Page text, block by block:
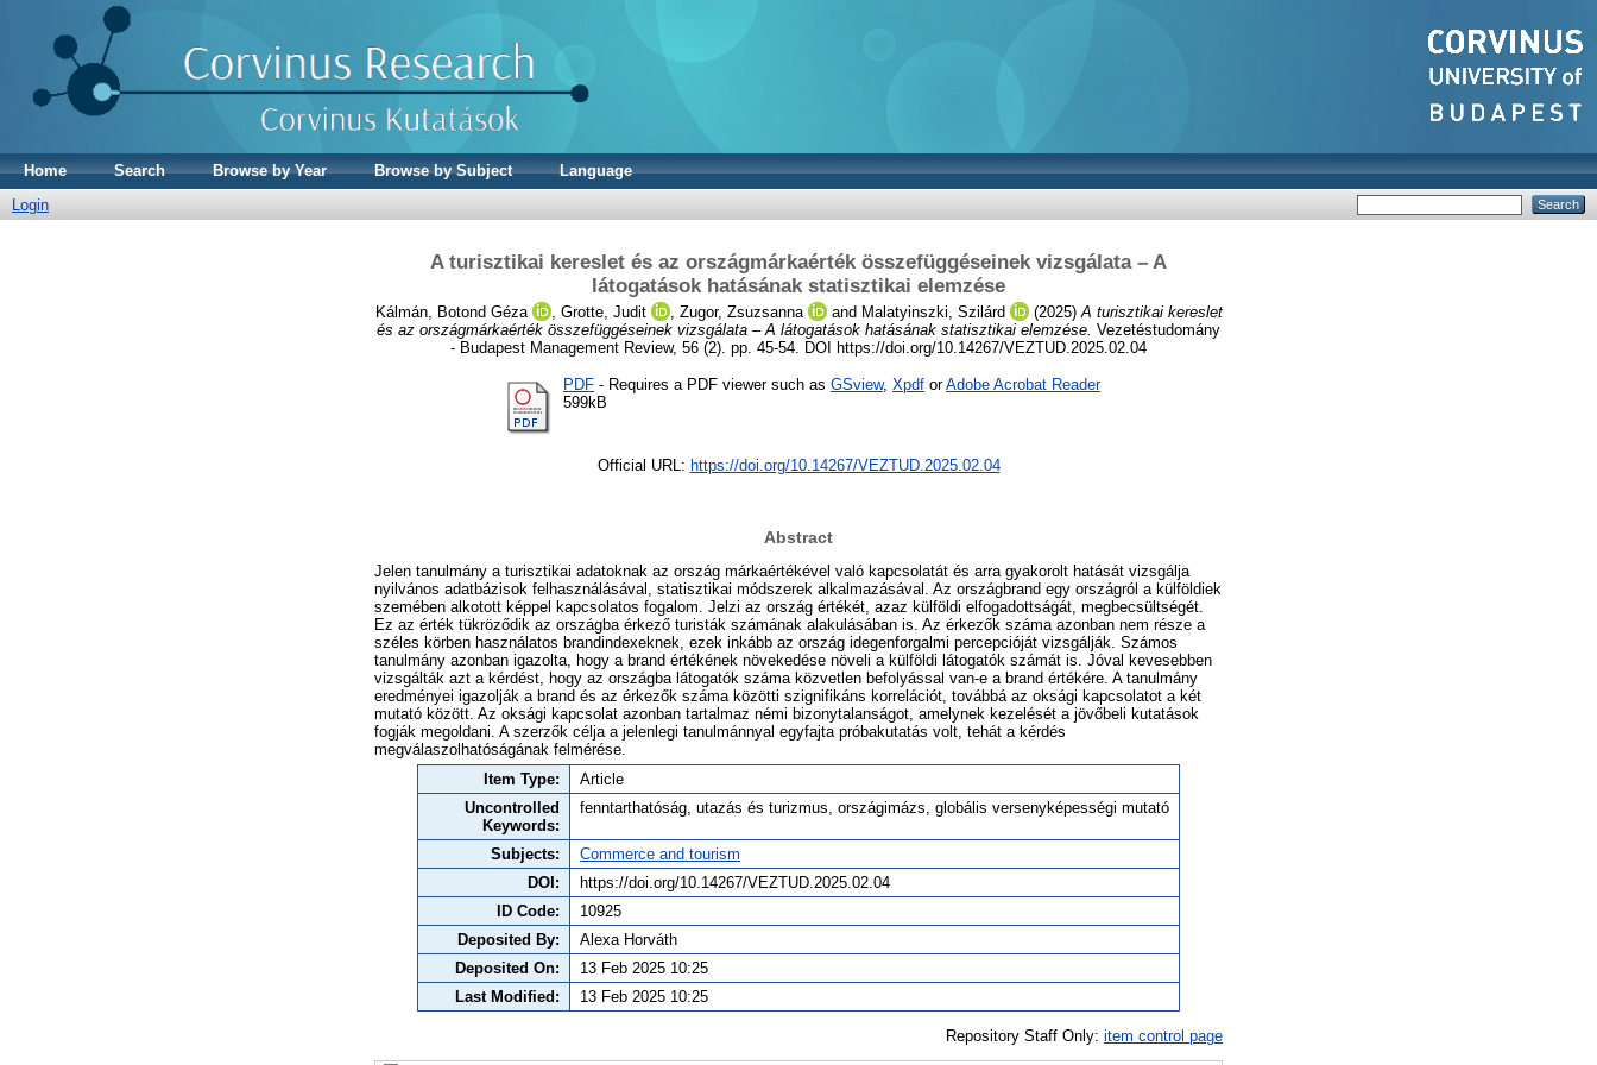
Home Search Browse by Year Browse by Subject
Language
Login
A turisztikai kereslet és az országmárkaérték összefüggéseinek vizsgálata – A
látogatások hatásának statisztikai elemzése
Kálmán, Botond Géza , Grotte, Judit , Zugor, Zsuzsanna and Malatyinszki, Szilárd (2025) A turisztikai kereslet
és az országmárkaérték összefüggéseinek vizsgálata – A látogatások hatásának statisztikai elemzése. Vezetéstudomány
- Budapest Management Review, 56 (2). pp. 45-54. DOI https://doi.org/10.14267/VEZTUD.2025.02.04
PDF - Requires a PDF viewer such as GSview, Xpdf orAdobe Acrobat Reader
599kB
Official URL: https://doi.org/10.14267/VEZTUD.2025.02.04
Abstract
Jelen tanulmány a turisztikai adatoknak az ország márkaértékével való kapcsolatát és arra gyakorolt hatását vizsgálja
nyilvános adatbázisok felhasználásával, statisztikai módszerek alkalmazásával. Az országbrand egy országról a külföldiek
szemében alkotott képpel kapcsolatos fogalom. Jelzi az ország értékét, azaz külföldi elfogadottságát, megbecsültségét.
Ez az érték tükröződik az országba érkező turisták számának alakulásában is. Az érkezők száma azonban nem része a
széles körben használatos brandindexeknek, ezek inkább az ország idegenforgalmi percepcióját vizsgálják. Számos
tanulmány azonban igazolta, hogy a brand értékének növekedése növeli a külföldi látogatók számát is. Jóval kevesebben
vizsgálták azt a kérdést, hogy az országba látogatók száma közvetlen befolyással van-e a brand értékére. A tanulmány
eredményei igazolják a brand és az érkezők száma közötti szignifikáns korrelációt, továbbá az oksági kapcsolatot a két
mutató között. Az oksági kapcsolat azonban tartalmaz némi bizonytalanságot, amelynek kezelését a jövőbeli kutatások
fogják megoldani. A szerzők célja a jelenlegi tanulmánnyal egyfajta próbakutatás volt, tehát a kérdés
megválaszolhatóságának felmérése.
Item Type:
Article
Uncontrolled
Keywords:
fenntarthatóság, utazás és turizmus, országimázs, globális versenyképességi mutató
Subjects:
Commerce and tourism
DOI:
https://doi.org/10.14267/VEZTUD.2025.02.04
ID Code:
10925
Deposited By:
Alexa Horváth
Deposited On:
13 Feb 2025 10:25
Last Modified:
13 Feb 2025 10:25
Repository Staff Only: item control page